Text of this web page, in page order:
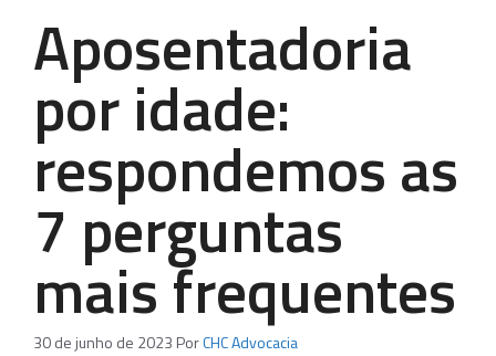
Aposentadoria
por idade:
respondemos as
7 perguntas
mais frequentes
30 de junho de 2023 PorCHC Advocacia